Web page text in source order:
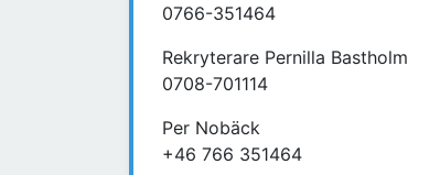
0766-351464
Rekryterare Pernilla Bastholm
0708-701114
Per Nobäck
+46 766 351464